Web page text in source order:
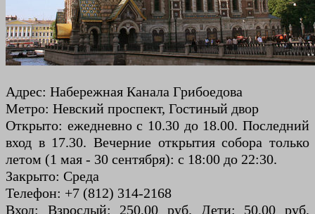
Адрес: Набережная Канала Грибоедова
Метро: Невский проспект, Гостиный двор
Открыто: ежедневно с 10.30 до 18.00. Последний
вход в 17.30. Вечерние открытия собора только
летом (1 мая - 30 сентября): с 18:00 до 22:30.
Закрыто: Среда
Телефон: +7 (812) 314-2168
Вход: Взрослый: 250,00 руб. Дети: 50,00 руб.